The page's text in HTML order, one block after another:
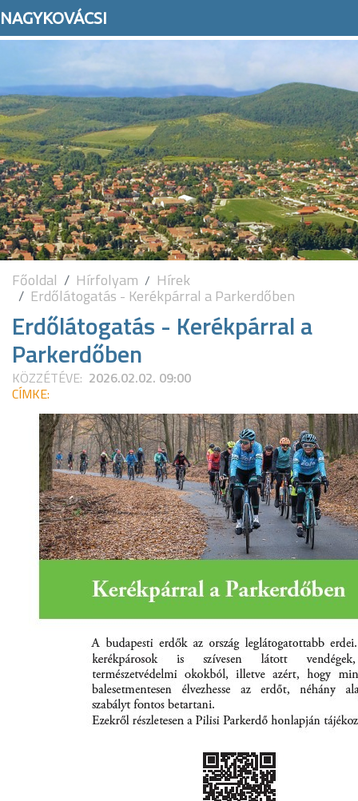
NAGYKOVÁCSI
Főoldal Hírfolyam Hírek
Erdőlátogatás - Kerékpárral a Parkerdőben
Erdőlátogatás - Kerékpárral a
Parkerdőben
KÖZZÉTÉVE: 2026.02.02. 09:00
CÍMKE: